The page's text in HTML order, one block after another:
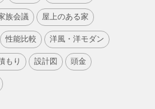
族会議 屋上のある家
性能比較 洋風・洋モダン
もり 設計図 頭金